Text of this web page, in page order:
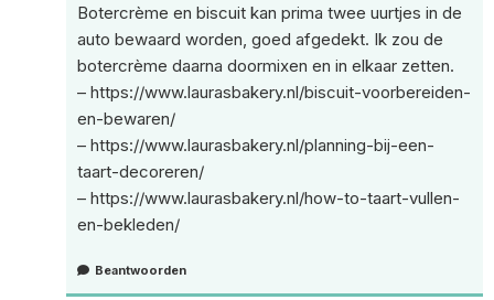
Botercrème en biscuit kan prima twee uurtjes in de
auto bewaard worden, goed afgedekt. Ik zou de
botercrème daarna doormixen en in elkaar zetten.
– https://www.laurasbakery.nl/biscuit-voorbereiden-
en-bewaren/
– https://www.laurasbakery.nl/planning-bij-een-
taart-decoreren/
– https://www.laurasbakery.nl/how-to-taart-vullen-
en-bekleden/
Beantwoorden